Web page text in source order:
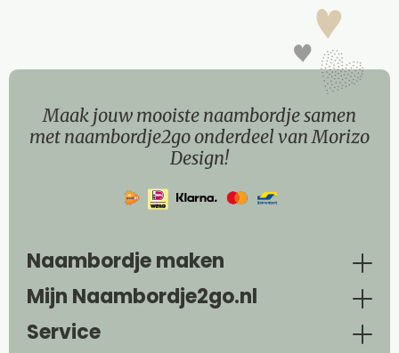
Maak jouw mooiste naambordje samen
met naambordje2go onderdeel van Morizo
Design!
Naambordje maken
Mijn Naambordje2go.nl
Service